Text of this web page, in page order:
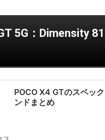
5G：Dimensity